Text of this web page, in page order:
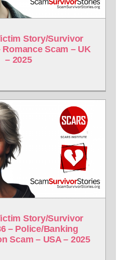
Story/Survivor
Romance Scam – UK
– 2025
Story/Survivor
– Police/Banking
Scam – USA – 2025